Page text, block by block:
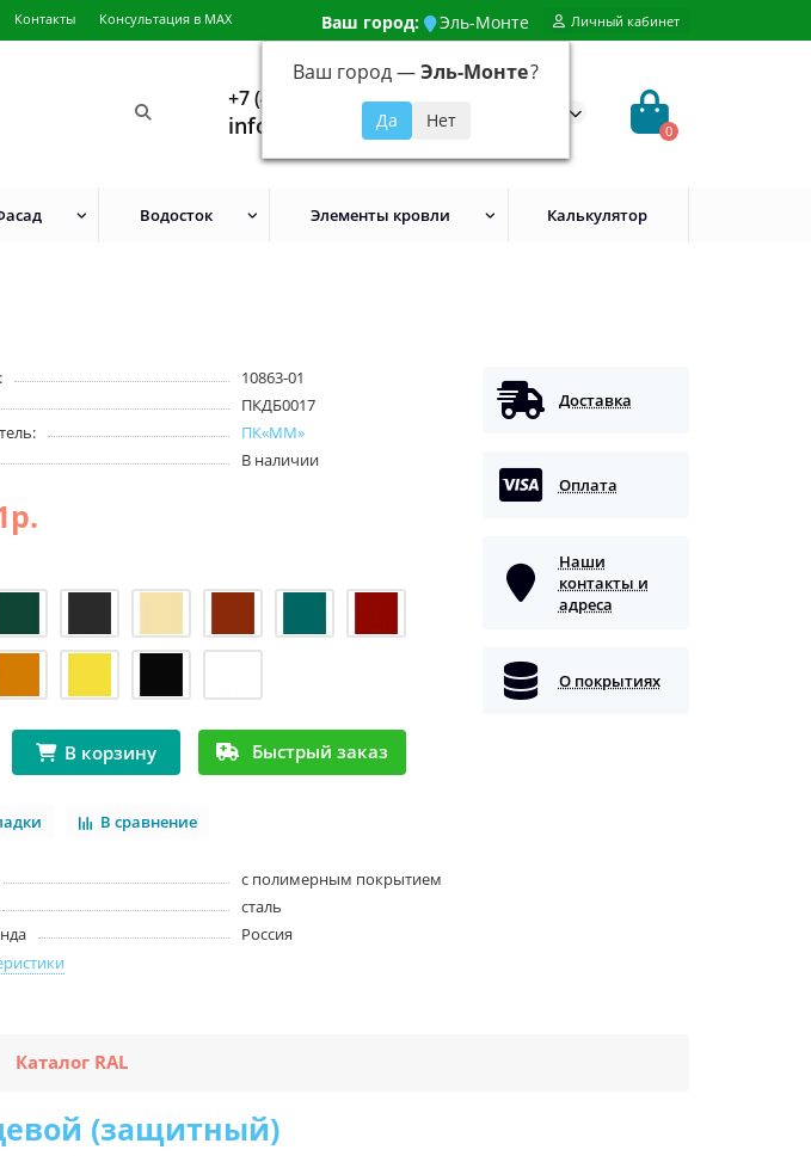
Контакты Консультация в MAX Ваш город: Эль-Монте
Ваш город —Эль-Монте?
Личный кабинет
+7 (499) 648-92-94
info@evroshtaketnikmoskva.ru 0
Водосток Элементы кровли Калькулятор
10863-01
ПКДБ0017
ПК«ММ»
В наличии
В корзину Быстрый заказ
В сравнение
с полимерным покрытием
сталь
Россия
Доставка
Оплата
Наши
контакты и
адреса
О покрытиях
Каталог RAL
(защитный)